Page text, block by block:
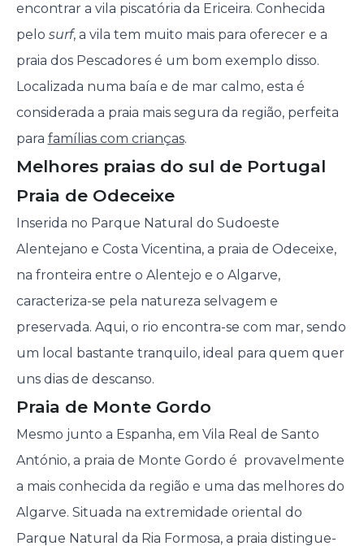
encontrar a vila piscatória da Ericeira. Conhecida
pelo surf, a vila tem muito mais para oferecer e a
praia dos Pescadores é um bom exemplo disso.
Localizada numa baía e de mar calmo, esta é
considerada a praia mais segura da região, perfeita
para famílias com crianças.
Melhores praias do sul de Portugal
Praia de Odeceixe
Inserida no Parque Natural do Sudoeste
Alentejano e Costa Vicentina, a praia de Odeceixe,
na fronteira entre o Alentejo e o Algarve,
caracteriza-se pela natureza selvagem e
preservada. Aqui, o rio encontra-se com mar, sendo
um local bastante tranquilo, ideal para quem quer
uns dias de descanso.
Praia de Monte Gordo
Mesmo junto a Espanha, em Vila Real de Santo
António, a praia de Monte Gordo é provavelmente
a mais conhecida da região e uma das melhores do
Algarve. Situada na extremidade oriental do
Parque Natural da Ria Formosa, a praia distingue-